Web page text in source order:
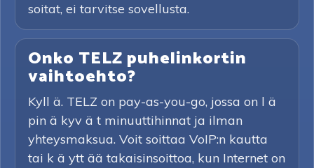
soitat, ei tarvitse sovellusta.
Onko TELZ puhelinkortin
vaihtoehto?
Kyll ä. TELZ on pay-as-you-go, jossa on l ä
pin ä kyv ä t minuuttihinnat ja ilman
yhteysmaksua. Voit soittaa VoIP:n kautta
tai k ä ytt ää takaisinsoittoa, kun Internet on